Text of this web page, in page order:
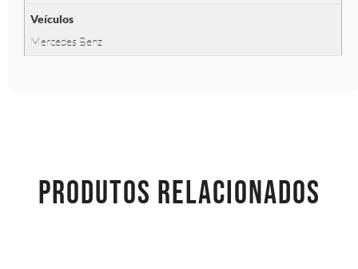
Veículos
Mercedes Benz
PRODUTOS RELACIONADOS